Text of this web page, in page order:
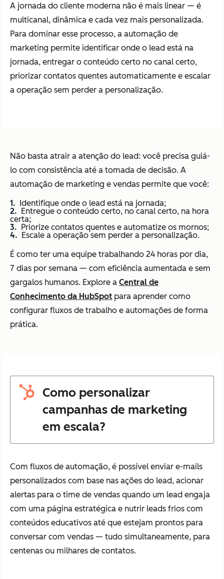
A jornada do cliente moderna não é mais linear — é
multicanal, dinâmica e cada vez mais personalizada.
Para dominar esse processo, a automação de
marketing permite identificar onde o lead está na
jornada, entregar o conteúdo certo no canal certo,
priorizar contatos quentes automaticamente e escalar
a operação sem perder a personalização.
Não basta atrair a atenção do lead: você precisa guiá-
lo com consistência até a tomada de decisão. A
automação de marketing e vendas permite que você:
Identifique onde o lead está na jornada;
Entregue o conteúdo certo, no canal certo, na hora
certa;
Priorize contatos quentes e automatize os mornos;
Escale a operação sem perder a personalização.
É como ter uma equipe trabalhando 24 horas por dia,
7 dias por semana — com eficiência aumentada e sem
gargalos humanos. Explore a Central de
Conhecimento da HubSpot para aprender como
configurar fluxos de trabalho e automações de forma
prática.
Como personalizar
campanhas de marketing
em escala?
Com fluxos de automação, é possível enviar e-mails
personalizados com base nas ações do lead, acionar
alertas para o time de vendas quando um lead engaja
com uma página estratégica e nutrir leads frios com
conteúdos educativos até que estejam prontos para
conversar com vendas — tudo simultaneamente, para
centenas ou milhares de contatos.